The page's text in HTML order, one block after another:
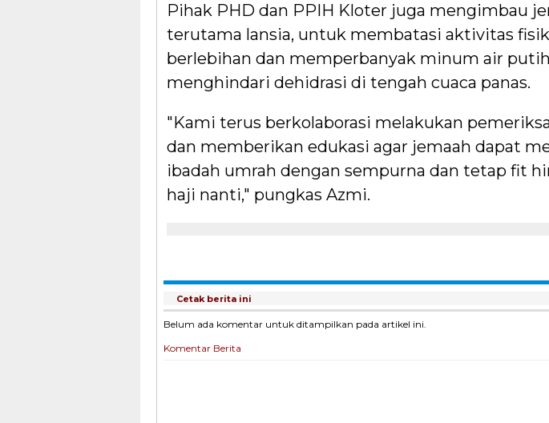
Pihak PHD dan PPIH Kloter juga mengimbau
terutama lansia, untuk membatasi aktivitas
berlebihan dan memperbanyak minum air
menghindari dehidrasi di tengah cuaca panas.
"Kami terus berkolaborasi melakukan
dan memberikan edukasi agar jemaah dapat
ibadah umrah dengan sempurna dan tetap fit
haji nanti," pungkas Azmi.
Cetak berita ini
Belum ada komentar untuk ditampilkan pada artikel ini.
Komentar Berita